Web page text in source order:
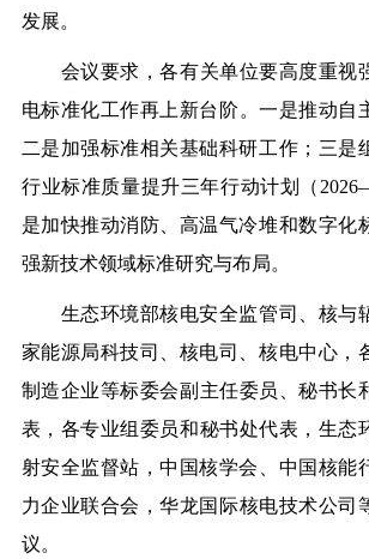
发展。
会议要求，各有关单位要高度重视
电标准化工作再上新台阶。一是推动自
二是加强标准相关基础科研工作；三是
行业标准质量提升三年行动计划（
是加快推动消防、高温气冷堆和数字化
强新技术领域标准研究与布局。
生态环境部核电安全监管司、核与
家能源局科技司、核电司、核电中心 ，
制造企业等标委会副主任委员、秘书长
表，各专业组 委员和秘书处代表，生态
射安全监督站，中国核学会、中国核能
力企业联合会 ，华龙国际核电技术公司
议。